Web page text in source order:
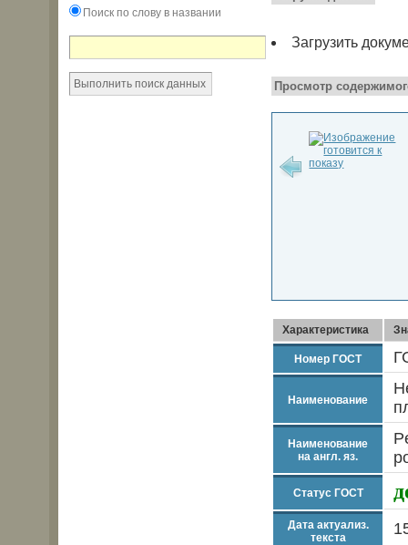
Загрузить
Просмотр
Характеристика
Номер ГОСТ
Наименование
Наименование
на англ. яз.
Статус ГОСТ
Дата актуализ.
текста
Поиск по слову в названии